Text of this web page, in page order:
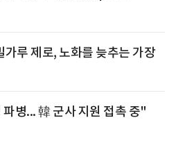
루 제로, 노화를 늦추는 가장
병... 韓 군사 지원 접촉 중"